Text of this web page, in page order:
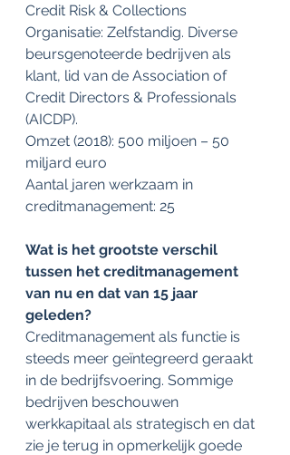
Credit Risk & Collections
Organisatie: Zelfstandig. Diverse
beursgenoteerde bedrijven als
klant, lid van de Association of
Credit Directors & Professionals
(AICDP).
Omzet (2018): 500 miljoen – 50
miljard euro
Aantal jaren werkzaam in
creditmanagement: 25
Wat is het grootste verschil
tussen het creditmanagement
van nu en dat van 15 jaar
geleden?
Creditmanagement als functie is
steeds meer geïntegreerd geraakt
in de bedrijfsvoering. Sommige
bedrijven beschouwen
werkkapitaal als strategisch en dat
zie je terug in opmerkelijk goede